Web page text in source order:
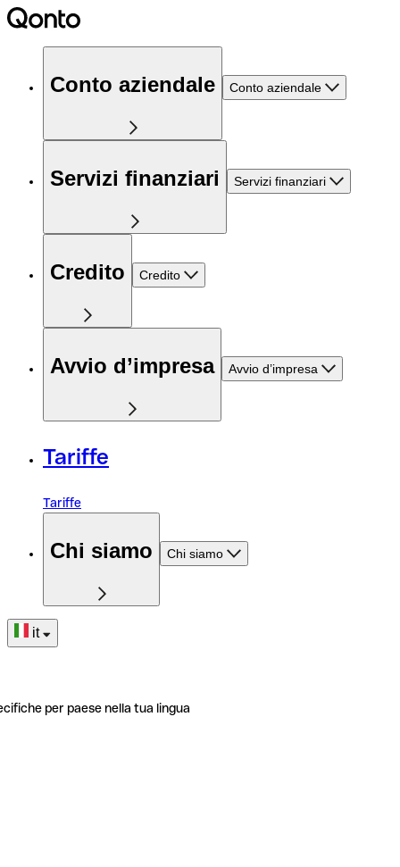
Conto aziendale Conto aziendale
Servizi finanziari Servizi finanziari
Credito Credito
Avvio d’impresa Avvio d’impresa
Tariffe
Tariffe
Chi siamo Chi siamo
it
per paese nella tua lingua